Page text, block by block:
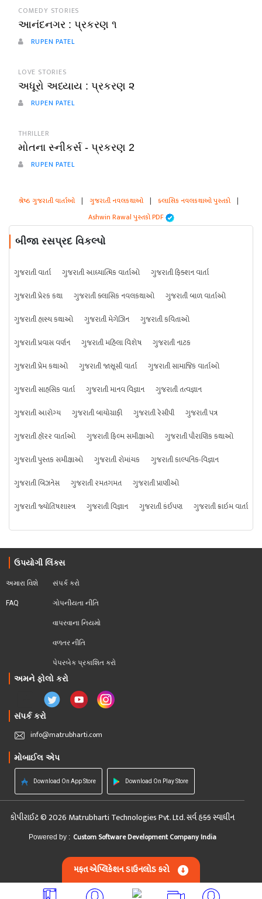
COMEDY STORIES
આનંદનગર : પ્રકરણ ૧
RUPEN PATEL
LOVE STORIES
અધૂરો અધ્યાય : પ્રકરણ ૨
RUPEN PATEL
THRILLER
મોતના સ્નીકર્સ - પ્રકરણ 2
RUPEN PATEL
શ્રેષ્ઠ ગુજરાતી વાર્તાઓ | ગુજરાતી નવલકથાઓ | ક્લાસિક નવલકથાઓ પુસ્તકો |
Ashwin Rawal પુસ્તકો PDF
બીજા રસપ્રદ વિકલ્પો
ગુજરાતી વાર્તા ગુજરાતી આધ્યાત્મિક વાર્તાઓ
ગુજરાતી ફિક્શન વાર્તા
ગુજરાતી પ્રેરક કથા
ગુજરાતી ક્લાસિક નવલકથાઓ
ગુજરાતી બાળ વાર્તાઓ
ગુજરાતી હાસ્ય કથાઓ
ગુજરાતી મેગેઝિન
ગુજરાતી કવિતાઓ
ગુજરાતી પ્રવાસ વર્ણન
ગુજરાતી મહિલા વિશેષ
ગુજરાતી નાટક
ગુજરાતી પ્રેમ કથાઓ
ગુજરાતી જાસૂસી વાર્તા
ગુજરાતી સામાજિક વાર્તાઓ
ગુજરાતી સાહસિક વાર્તા
ગુજરાતી માનવ વિજ્ઞાન
ગુજરાતી તત્વજ્ઞાન
ગુજરાતી આરોગ્ય
ગુજરાતી બાયોગ્રાફી ગુજરાતી રેસીપી
ગુજરાતી પત્ર
ગુજરાતી હૉરર વાર્તાઓ
ગુજરાતી ફિલ્મ સમીક્ષાઓ
ગુજરાતી પૌરાણિક કથાઓ
ગુજરાતી પુસ્તક સમીક્ષાઓ
ગુજરાતી રોમાંચક
ગુજરાતી કાલ્પનિક-વિજ્ઞાન
ગુજરાતી બિઝનેસ
ગુજરાતી રમતગમત
ગુજરાતી પ્રાણીઓ
ગુજરાતી જ્યોતિષશાસ્ત્ર
ગુજરાતી વિજ્ઞાન ગુજરાતી કંઈપણ ગુજરાતી ક્રાઇમ વાર્તા
ઉપયોગી લિંક્સ
અમારા વિશે
FAQ
સંપર્ક કરો
ગોપનીયતા નીતિ
વાપરવાના નિયમો
વળતર નીતિ
પેપરબેક પ્રકાશિત કરો
અમને ફોલો કરો
સંપર્ક કરો
info@matrubharti.com
મોબાઈલ એપ
Download On App Store Download On Play Store
કોપીરાઈટ © 2026 Matrubharti Technologies Pvt. Ltd. સર્વ હક્ક સ્વાધીન
Powered by : Custom Software Development Company India
મફત એપ્લિકેશન ડાઉનલોડ કરો